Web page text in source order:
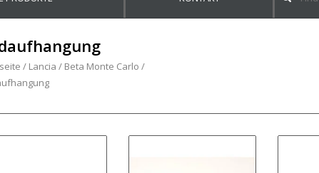
/ Lancia / Beta Monte Carlo /